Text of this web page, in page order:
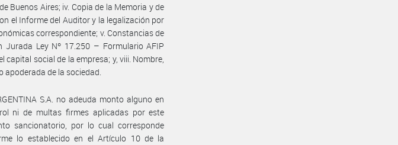
Buenos Aires; iv. Copia de la Memoria y de
el Informe del Auditor y la legalización por
correspondiente; v. Constancias de
Jurada Ley Nº 17.250 – Formulario AFIP
social de la empresa; y, viii. Nombre,
apoderada de la sociedad.
S.A. no adeuda monto alguno en
ni de multas firmes aplicadas por este
sancionatorio, por lo cual corresponde
lo establecido en el Artículo 10 de la